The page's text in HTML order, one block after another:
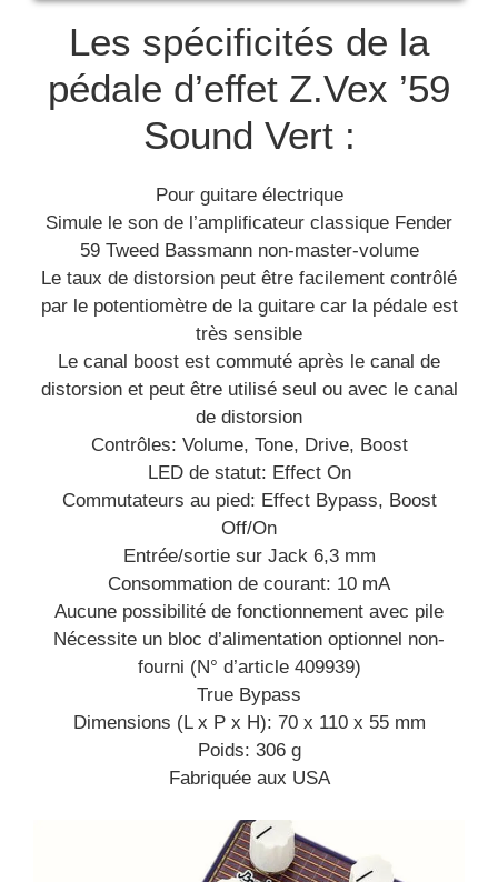
Les spécificités de la
pédale d’effet Z.Vex ’59
Sound Vert :
Pour guitare électrique
Simule le son de l’amplificateur classique Fender
59 Tweed Bassmann non-master-volume
Le taux de distorsion peut être facilement contrôlé
par le potentiomètre de la guitare car la pédale est
très sensible
Le canal boost est commuté après le canal de
distorsion et peut être utilisé seul ou avec le canal
de distorsion
Contrôles: Volume, Tone, Drive, Boost
LED de statut: Effect On
Commutateurs au pied: Effect Bypass, Boost
Off/On
Entrée/sortie sur Jack 6,3 mm
Consommation de courant: 10 mA
Aucune possibilité de fonctionnement avec pile
Nécessite un bloc d’alimentation optionnel non-
fourni (N° d’article 409939)
True Bypass
Dimensions (L x P x H): 70 x 110 x 55 mm
Poids: 306 g
Fabriquée aux USA